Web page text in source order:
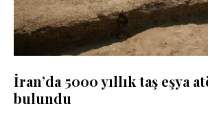
İran’da 5000 yıllık taş eşya
bulundu